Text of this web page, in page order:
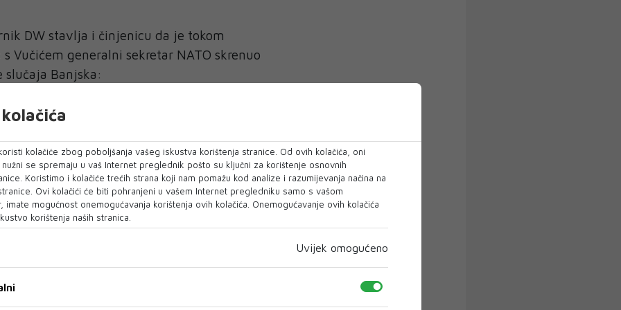
DW stavlja i činjenicu da je tokom
Vučićem generalni sekretar NATO skrenuo
Banjska:
obaveza Srbije. Razoružavanje i
takozvane civilne odbrane, koja se evo vidimo
15. marta. Sistem njenog upravljanja se
sistem se nalazi u Srbiji", napominje Janjić.
Vučiću
poručio da je sa Markom Rutteu
Kfora i NATO na Kosovu, ali i o situaciji u BiH.
u Bosni i Hercegovini, Dušan Janjić
"diplomatsko upozorenje da je vrijeme
kolačiće zbog poboljšanja vašeg iskustva korištenja stranice. Od ovih kolačića, oni
se spremaju u vaš Internet preglednik pošto su ključni za korištenje osnovnih
Koristimo i kolačiće trećih strana koji nam pomažu kod analize i razumijevanja načina na
Ovi kolačići će biti pohranjeni u vašem Internet pregledniku samo s vašom
imate mogućnost onemogućavanja korištenja ovih kolačića. Onemogućavanje ovih kolačića
korištenja naših stranica.
Uvijek omogućeno